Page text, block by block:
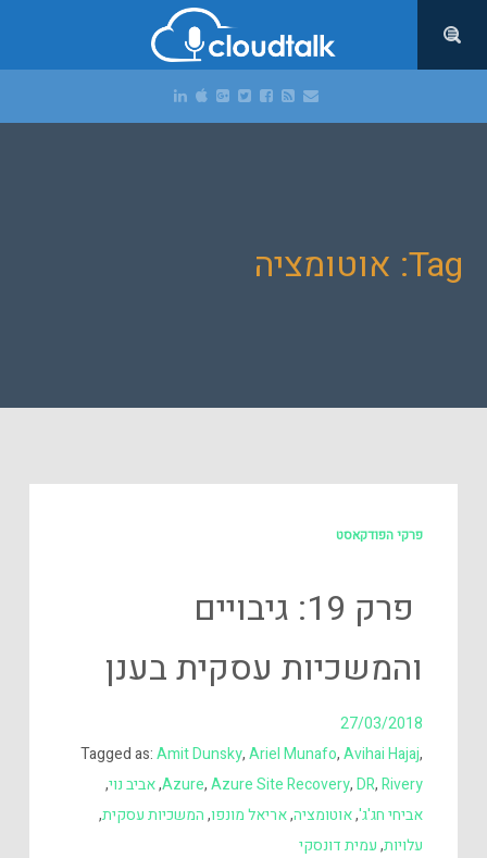
Tag: אוטומציה
פרקי הפודקאסט
פרק 19: גיבויים
והמשכיות עסקית בענן
27/03/2018
Tagged as:Amit Dunsky,Ariel Munafo,Avihai Hajaj,
Azure,Azure Site Recovery,DR,Rivery
,אביב נוי,
אביחי חג'ג',אוטומציה,אריאל מונפו,המשכיות עסקית,
עלויות,עמית דונסקי